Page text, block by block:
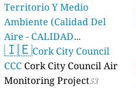
Territorio Y Medio
Ambiente (Calidad Del
Aire - CALIDAD
AMBIENTAL) 23 stations
🇮🇪Cork City Council
CCC Cork City Council Air
Monitoring Project53